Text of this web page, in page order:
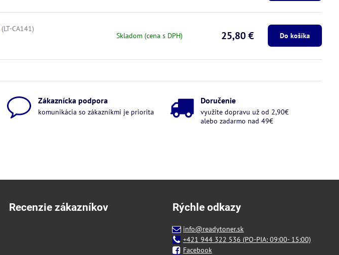
(LT-CA141)
Skladom (cena s DPH) 25,80 € Do košíka
Zákaznícka podpora
komunikácia so zákazníkmi je priorita
Doručenie
využite dopravu už od 2,90€
alebo zadarmo nad 49€
Recenzie zákazníkov Rýchle odkazy
info@readytoner.sk
+421 944 322 536 (PO-PIA: 09:00- 15:00)
Facebook